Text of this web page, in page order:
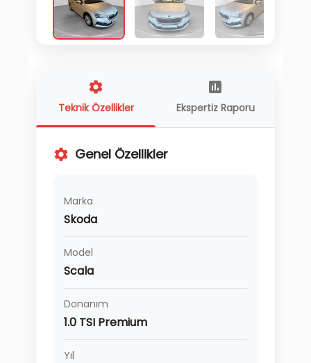
Teknik Özellikler Ekspertiz Raporu
Genel Özellikler
Marka
Skoda
Model
Scala
Donanım
1.0 TSI Premium
Yıl